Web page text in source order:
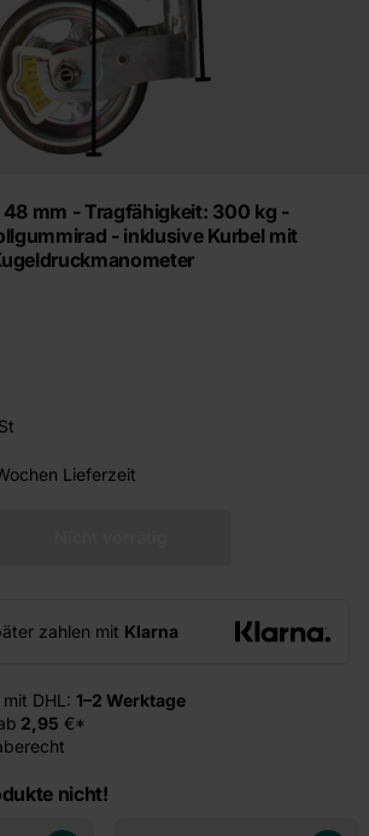
48 mm - Tragfähigkeit: 300 kg -
- inklusive Kurbel mit
Lieferzeit
zahlen mit Klarna
DHL: 1–2 Werktage
2,95 €*
nicht!